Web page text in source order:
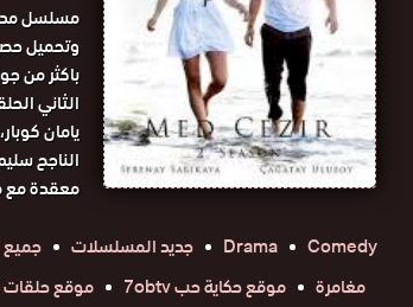
الثاني الحلقة 75 مدبلجة
يامان
الناجح
معقدة مع
Comedy
Drama جديد المسلسلات جميع
مغامرة
موقع حكاية حب 7obtv موقع حلقات